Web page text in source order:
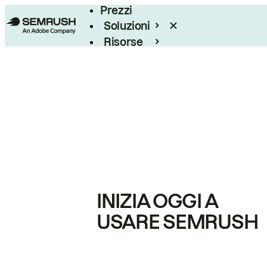
Prezzi
Soluzioni
Risorse
INIZIA OGGI A
USARE SEMRUSH